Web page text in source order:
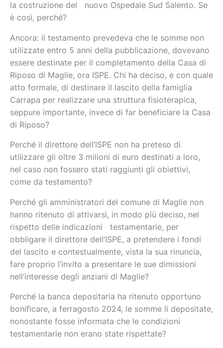
la costruzione del nuovo Ospedale Sud Salento. Se
è così, perché?
Ancora: il testamento prevedeva che le somme non
utilizzate entro 5 anni della pubblicazione, dovevano
essere destinate per il completamento della Casa di
Riposo di Maglie, ora ISPE. Chi ha deciso, e con quale
atto formale, di destinare il lascito della famiglia
Carrapa per realizzare una struttura fisioterapica,
seppure importante, invece di far beneficiare la Casa
di Riposo?
Perché il direttore dell’ISPE non ha preteso di
utilizzare gli oltre 3 milioni di euro destinati a loro,
nel caso non fossero stati raggiunti gli obiettivi,
come da testamento?
Perché gli amministratori del comune di Maglie non
hanno ritenuto di attivarsi, in modo più deciso, nel
rispetto delle indicazioni testamentarie, per
obbligare il direttore dell’ISPE, a pretendere i fondi
del lascito e contestualmente, vista la sua rinuncia,
fare proprio l’invito a presentare le sue dimissioni
nell’interesse degli anziani di Maglie?
Perché la banca depositaria ha ritenuto opportuno
bonificare, a ferragosto 2024, le somme lì depositate,
nonostante fosse informata che le condizioni
testamentarie non erano state rispettate?